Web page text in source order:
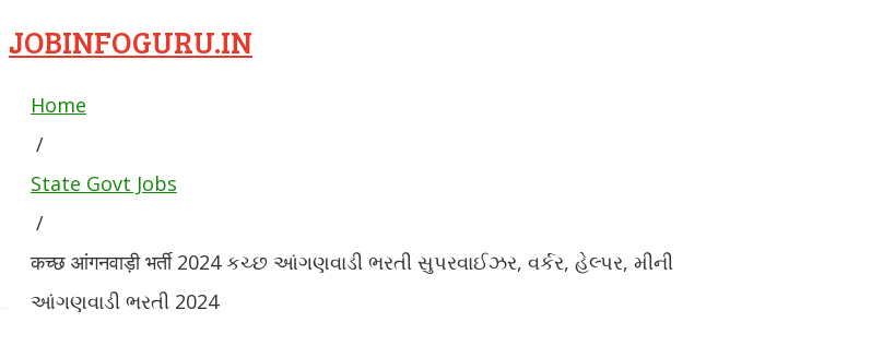
JOBINFOGURU.IN
Home
/
State Govt Jobs
/
कच्छ आंगनवाड़ी भर्ती 2024 કચ્છ આંગણવાડી ભરતી સુપરવાઈઝર, વર્કર, હેલ્પર, મીની
આંગણવાડી ભરતી 2024